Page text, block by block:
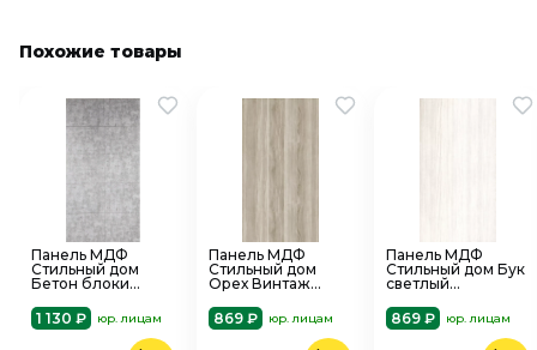
Похожие товары
Панель МДФ
Стильный дом
Бетон блоки
1 130 ₽
юр. лицам
Панель МДФ
Стильный дом
Орех Винтаж
869 ₽
юр. лицам
Панель МДФ
Стильный дом Бук
светлый
869 ₽
юр. лицам